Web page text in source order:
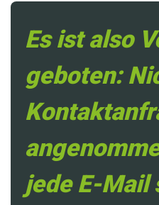
Es ist also
geboten:
jede E-Mail